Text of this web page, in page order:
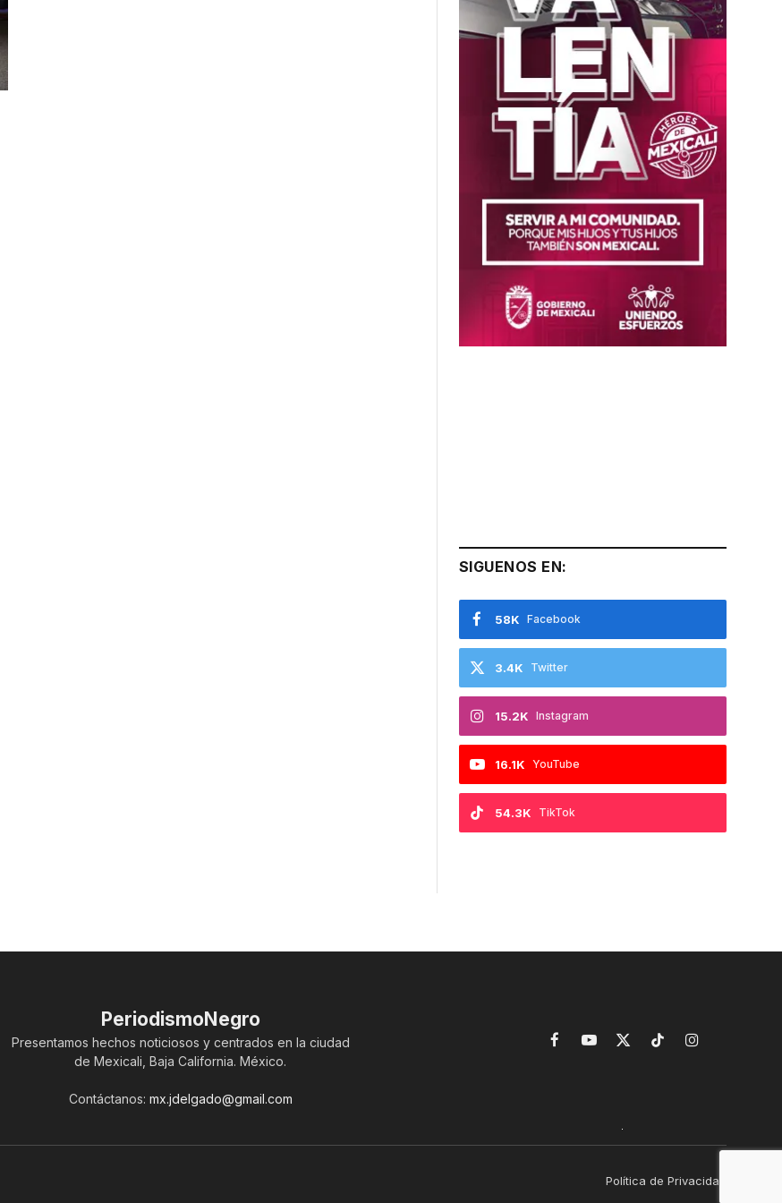
SIGUENOS EN:
Facebook
58K
Twitter
3.4K
Instagram
15.2K
YouTube
16.1K
TikTok
54.3K
PeriodismoNegro
Presentamos hechos noticiosos y centrados en la ciudad
de Mexicali, Baja California. México.
Contáctanos: mx.jdelgado@gmail.com
FacebookYouTube
X
TikTokInstagram
Política de Privacidad